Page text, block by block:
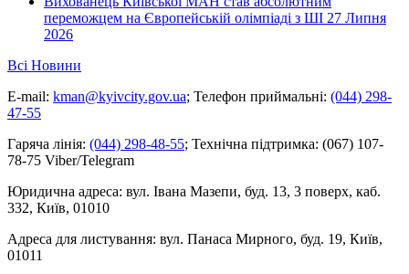
переможцем на Європейській олімпіаді з ШІ 27 Липня
2026
Всі Новини
E-mail: kman@kyivcity.gov.ua; Телефон приймальні: (044) 298-
47-55
Гаряча лінія: (044) 298-48-55; Технічна підтримка: (067) 107-
78-75 Viber/Telegram
Юридична адреса: вул. Івана Мазепи, буд. 13, 3 поверх, каб.
332, Київ, 01010
Адреса для листування: вул. Панаса Мирного, буд. 19, Київ,
01011